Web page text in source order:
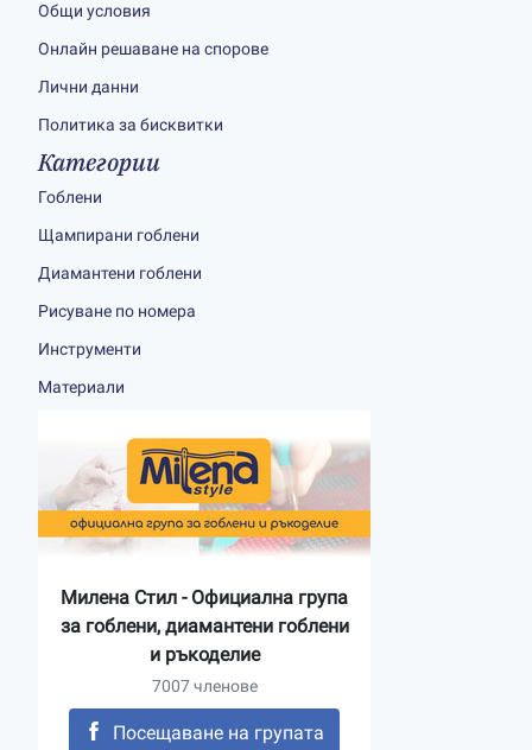
Общи условия
Онлайн решаване на спорове
Лични данни
Политика за бисквитки
Категории
Гоблени
Щампирани гоблени
Диамантени гоблени
Рисуване по номера
Инструменти
Материали
Милена Стил - Официална група
за гоблени, диамантени гоблени
и ръкоделие
7007 членове
Посещаване на групата